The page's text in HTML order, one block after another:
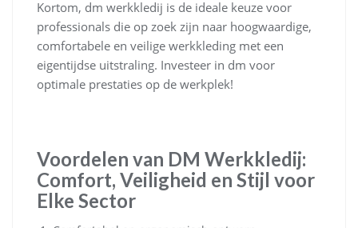
Kortom, dm werkkledij is de ideale keuze voor
professionals die op zoek zijn naar hoogwaardige,
comfortabele en veilige werkkleding met een
eigentijdse uitstraling. Investeer in dm voor
optimale prestaties op de werkplek!
Voordelen van DM Werkkledij:
Comfort, Veiligheid en Stijl voor
Elke Sector